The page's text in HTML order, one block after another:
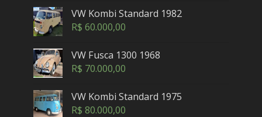
VW Kombi Standard 1982
R$ 60.000,00
VW Fusca 1300 1968
R$ 70.000,00
VW Kombi Standard 1975
R$ 80.000,00